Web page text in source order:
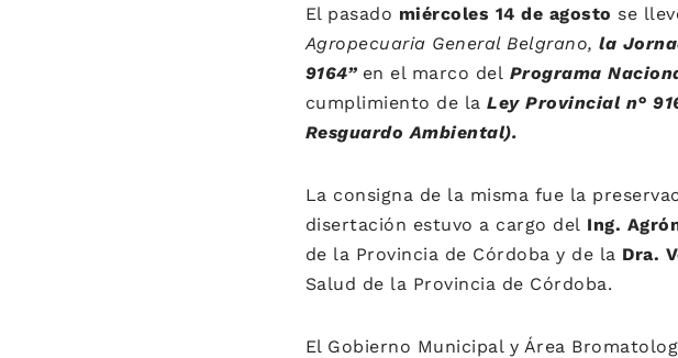
El pasado miércoles 14 de agosto se
Agropecuaria General Belgrano, la
9164” en el marco del Programa
cumplimiento de la Ley Provincial n°
Resguardo Ambiental).
La consigna de la misma fue la
disertación estuvo a cargo del Ing.
de la Provincia de Córdoba y de la Dra.
Salud de la Provincia de Córdoba.
El Gobierno Municipal y Área